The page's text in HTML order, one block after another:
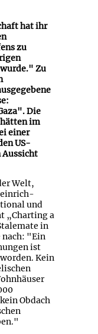
hat ihr
zu
Zu
Die
im
einer
US-
Welt,
und
„Charting a
in
nach: "Ein
ist
Kein
Obdach